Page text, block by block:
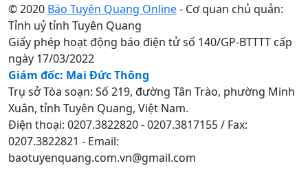
© 2020 Báo Tuyên Quang Online- Cơ quan chủ quản:
Tỉnh uỷ tỉnh Tuyên Quang
Giấy phép hoạt động báo điện tử số 140/GP-BTTTT cấp
ngày 17/03/2022
Giám đốc: Mai Đức Thông
Trụ sở Tòa soạn: Số 219, đường Tân Trào, phường Minh
Xuân, tỉnh Tuyên Quang, Việt Nam.
Điện thoại: 0207.3822820 - 0207.3817155 / Fax:
0207.3822821 - Email:
baotuyenquang.com.vn@gmail.com